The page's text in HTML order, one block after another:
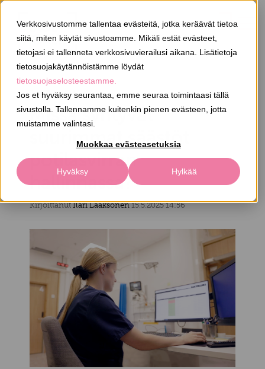
Verkkosivustomme tallentaa evästeitä, jotka keräävät tietoa
siitä, miten käytät sivustoamme. Mikäli estät evästeet,
tietojasi ei tallenneta verkkosivuvierailusi aikana. Lisätietoja
tietosuojakäytännöistämme löydät
tietosuojaselosteestamme.
Jos et hyväksy seurantaa, emme seuraa toimintaasi tällä
sivustolla. Tallennamme kuitenkin pienen evästeen, jotta
muistamme valintasi.
Muokkaa evästeasetuksia
Hyväksy Hylkää
OTA YHTEYTTÄ
3 MIN LUKUAIKA
Missä syntyvät
suurimmat säästöt
potilasvirran
hallinnassa?
KirjoittanutIlari Laaksonen15.5.2025 14:56